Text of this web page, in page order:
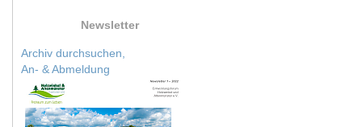
Newsletter
Archiv durchsuchen,
An- & Abmeldung